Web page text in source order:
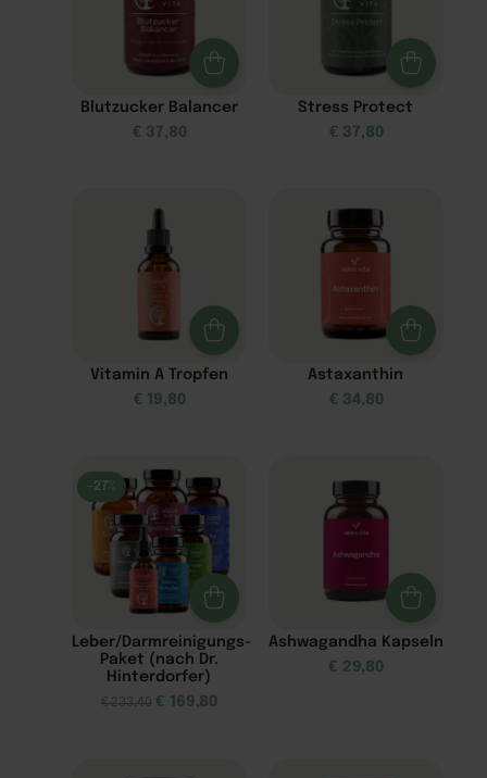
Blutzucker Balancer
€ 37,80
Stress Protect
€ 37,80
Vitamin A Tropfen
€ 19,80
Astaxanthin
€ 34,80
-27%
Leber/Darmreinigungs-
Paket (nach Dr.
Hinterdorfer)
€233,40 € 169,80
Ashwagandha Kapseln
€ 29,80